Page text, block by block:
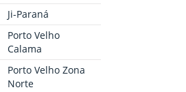
Ji-Paraná
Porto Velho
Calama
Porto Velho Zona
Norte